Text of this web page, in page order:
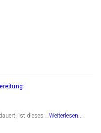
ist dieses …Weiterlesen...